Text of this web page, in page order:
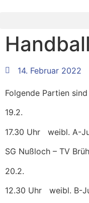
14. Februar 2022
Folgende Partien
19.2.
17.30 Uhr weibl. A-
SG Nußloch – TV
20.2.
12.30 Uhr weibl. B-